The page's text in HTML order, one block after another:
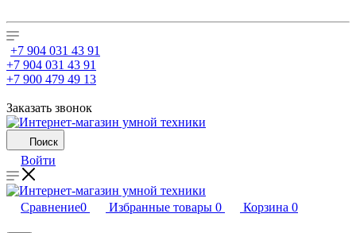
+7 904 031 43 91
+7 904 031 43 91
+7 900 479 49 13
Заказать звонок
Поиск
Войти
Сравнение0 Избранные товары 0 Корзина 0